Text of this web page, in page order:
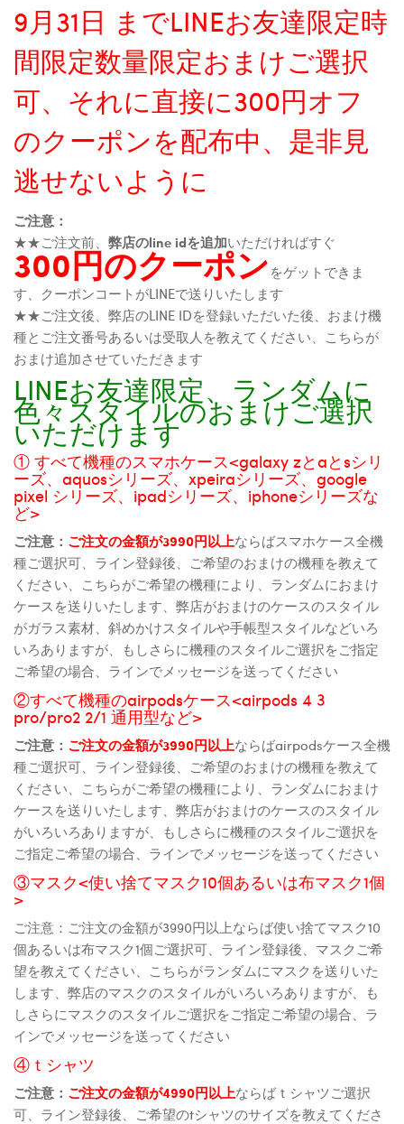
9月31日 までLINEお友達限定時
間限定数量限定おまけご選択
可、それに直接に300円オフ
のクーポンを配布中、是非見
逃せないように
ご注意：
★★ご注文前、 弊店のline idを追加いただければすぐ
300円のクーポンをゲットできま
す、クーポンコートがLINEで送りいたします
★★ご注文後、弊店のLINE IDを登録いただいた後、おまけ機
種とご注文番号あるいは受取人を教えてください、こちらが
おまけ追加させていただきます
LINEお友達限定、ランダムに
色々スタイルのおまけご選択
いただけます
① すべて機種のスマホケース<galaxy zとaとsシリ
ーズ、aquosシリーズ、xpeiraシリーズ、google
pixel シリーズ、ipadシリーズ、iphoneシリーズな
ど>
ご注意： ご注文の金額が3990円以上ならばスマホケース全機
種ご選択可、ライン登録後、ご希望のおまけの機種を教えて
ください、こちらがご希望の機種により、ランダムにおまけ
ケースを送りいたします、弊店がおまけのケースのスタイル
がガラス素材、斜めかけスタイルや手帳型スタイルなどいろ
いろありますが、もしさらに機種のスタイルご選択をご指定
ご希望の場合、ラインでメッセージを送ってください
②すべて機種のairpodsケース<airpods 4 3
pro/pro2 2/1 通用型など>
ご注意： ご注文の金額が3990円以上ならばairpodsケース全機
種ご選択可、ライン登録後、ご希望のおまけの機種を教えて
ください、こちらがご希望の機種により、ランダムにおまけ
ケースを送りいたします、弊店がおまけのケースのスタイル
がいろいろありますが、もしさらに機種のスタイルご選択を
ご指定ご希望の場合、ラインでメッセージを送ってください
③マスク<使い捨てマスク10個あるいは布マスク1個
>
ご注意：ご注文の金額が3990円以上ならば使い捨てマスク10
個あるいは布マスク1個ご選択可、ライン登録後、マスクご希
望を教えてください、こちらがランダムにマスクを送りいた
します、弊店のマスクのスタイルがいろいろありますが、も
しさらにマスクのスタイルご選択をご指定ご希望の場合、ラ
インでメッセージを送ってください
④ｔシャツ
ご注意： ご注文の金額が4990円以上ならばｔシャツご選択
可、ライン登録後、ご希望のtシャツのサイズを教えてくださ